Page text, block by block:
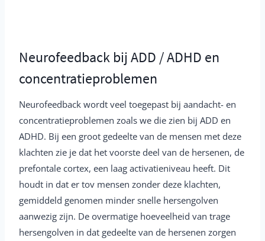
Neurofeedback bij ADD / ADHD en
concentratieproblemen
Neurofeedback wordt veel toegepast bij aandacht- en
concentratieproblemen zoals we die zien bij ADD en
ADHD. Bij een groot gedeelte van de mensen met deze
klachten zie je dat het voorste deel van de hersenen, de
prefontale cortex, een laag activatieniveau heeft. Dit
houdt in dat er tov mensen zonder deze klachten,
gemiddeld genomen minder snelle hersengolven
aanwezig zijn. De overmatige hoeveelheid van trage
hersengolven in dat gedeelte van de hersenen zorgen